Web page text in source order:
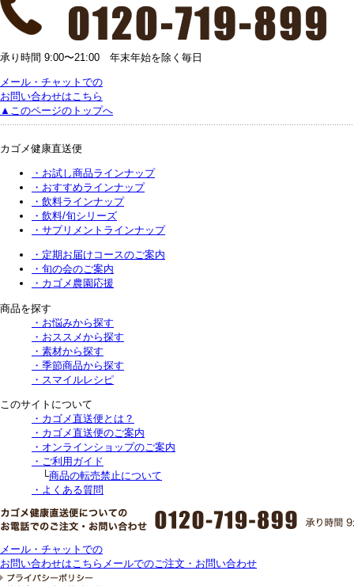
承り時間 9:00〜21:00 年末年始を除く毎日
メール・チャットでの
お問い合わせはこちら
▲このページのトップへ
カゴメ健康直送便
・お試し商品ラインナップ
・おすすめラインナップ
・飲料ラインナップ
・飲料/旬シリーズ
・サプリメントラインナップ
・定期お届けコースのご案内
・旬の会のご案内
・カゴメ農園応援
商品を探す
・お悩みから探す
・おススメから探す
・素材から探す
・季節商品から探す
・スマイルレシピ
このサイトについて
・カゴメ直送便とは？
・カゴメ直送便のご案内
・オンラインショップのご案内
・ご利用ガイド
└商品の転売禁止について
・よくある質問
メール・チャットでの
お問い合わせはこちら メールでのご注文・お問い合わせ